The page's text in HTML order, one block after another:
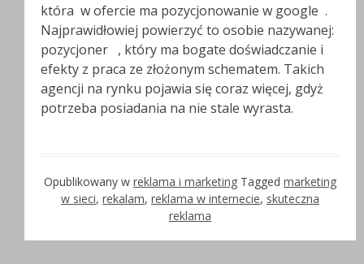
która w ofercie ma pozycjonowanie w google .
Najprawidłowiej powierzyć to osobie nazywanej:
pozycjoner , który ma bogate doświadczanie i
efekty z praca ze złożonym schematem. Takich
agencji na rynku pojawia się coraz więcej, gdyż
potrzeba posiadania na nie stale wyrasta.
Opublikowany w reklama i marketing Tagged marketing
w sieci, rekalam, reklama w internecie, skuteczna
reklama